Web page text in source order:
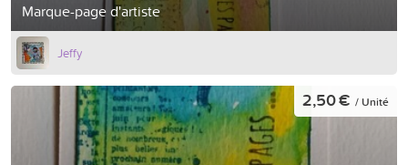
Marque-page d'artiste
Jeffy
2,50 € / Unité